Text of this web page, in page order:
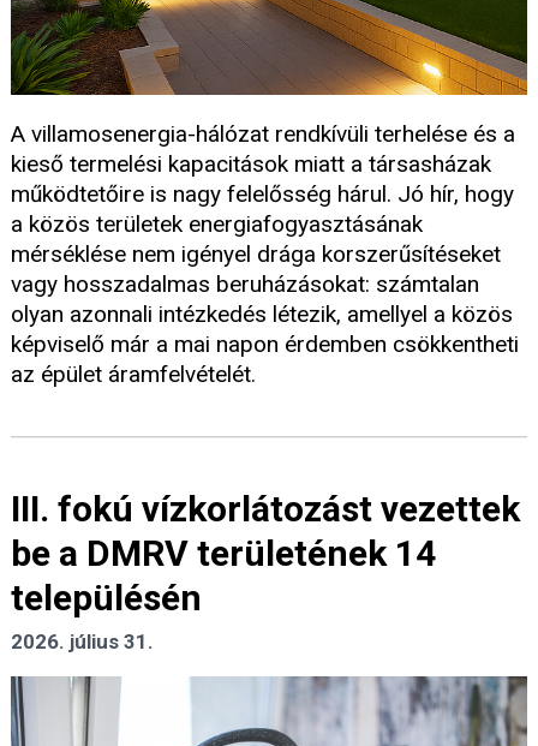
A villamosenergia-hálózat rendkívüli terhelése és a
kieső termelési kapacitások miatt a társasházak
működtetőire is nagy felelősség hárul. Jó hír, hogy
a közös területek energiafogyasztásának
mérséklése nem igényel drága korszerűsítéseket
vagy hosszadalmas beruházásokat: számtalan
olyan azonnali intézkedés létezik, amellyel a közös
képviselő már a mai napon érdemben csökkentheti
az épület áramfelvételét.
III. fokú vízkorlátozást vezettek
be a DMRV területének 14
településén
2026. július 31.